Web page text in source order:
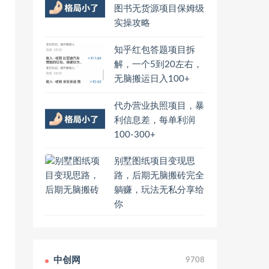
图书无货源项目保姆级
实操攻略
知乎红包答题项目拆
解，一个5到20左右，
无脑搬运日入100+
代办营业执照项目，暴
利信息差，每单利润
100-300+
别墅图纸项目变现思
路，后期无脑搬砖完全
躺赚，玩法无私分享给
你
中创网 9708